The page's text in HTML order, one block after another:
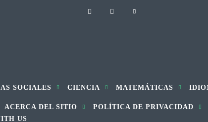
SOCIALES CIENCIA MATEMÁTICAS
ACERCA DEL SITIO POLÍTICA DE PRIVACIDAD
US